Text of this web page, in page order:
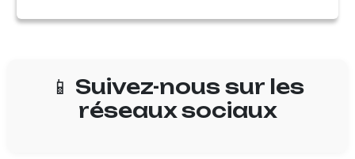
📱 Suivez-nous sur les
réseaux sociaux